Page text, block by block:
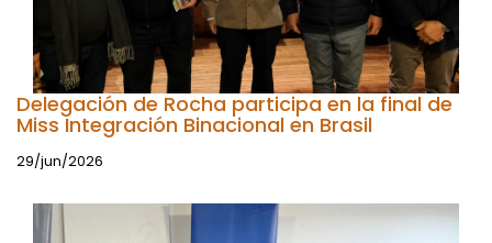
Delegación de Rocha participa en la final de
Miss Integración Binacional en Brasil
29/jun/2026